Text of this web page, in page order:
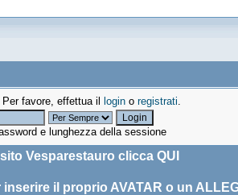
Per favore, effettua il login o registrati.
e lunghezza della sessione
Vesparestauro clicca QUI
inserire il proprio AVATAR o un